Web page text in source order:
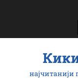
најчитанији